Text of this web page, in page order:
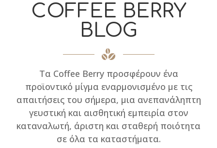
COFFEE BERRY
BLOG
Τα Coffee Berry προσφέρουν ένα
προϊοντικό μίγμα εναρμονισμένο με τις
απαιτήσεις του σήμερα, μια ανεπανάληπτη
γευστική και αισθητική εμπειρία στον
καταναλωτή, άριστη και σταθερή ποιότητα
σε όλα τα καταστήματα.